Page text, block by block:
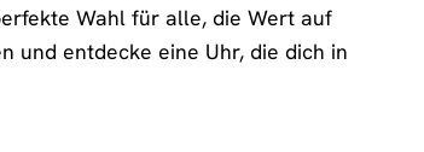
Wahl für alle, die Wert auf
und entdecke eine Uhr, die dich in